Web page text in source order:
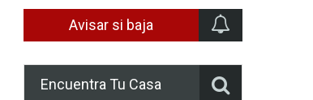
Avisar si baja
Encuentra Tu Casa